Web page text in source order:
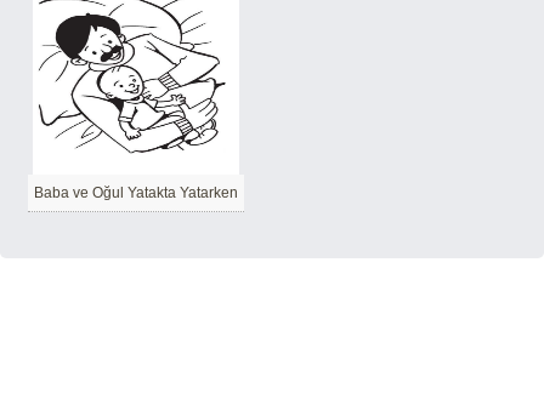
Baba ve Oğul Yatakta Yatarken